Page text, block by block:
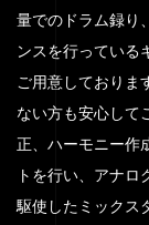
量でのドラム録り
ンスを行っている
ご用意しておりま
ない方も安心して
正、ハーモニー作
トを行い、アナ
駆使したミックス